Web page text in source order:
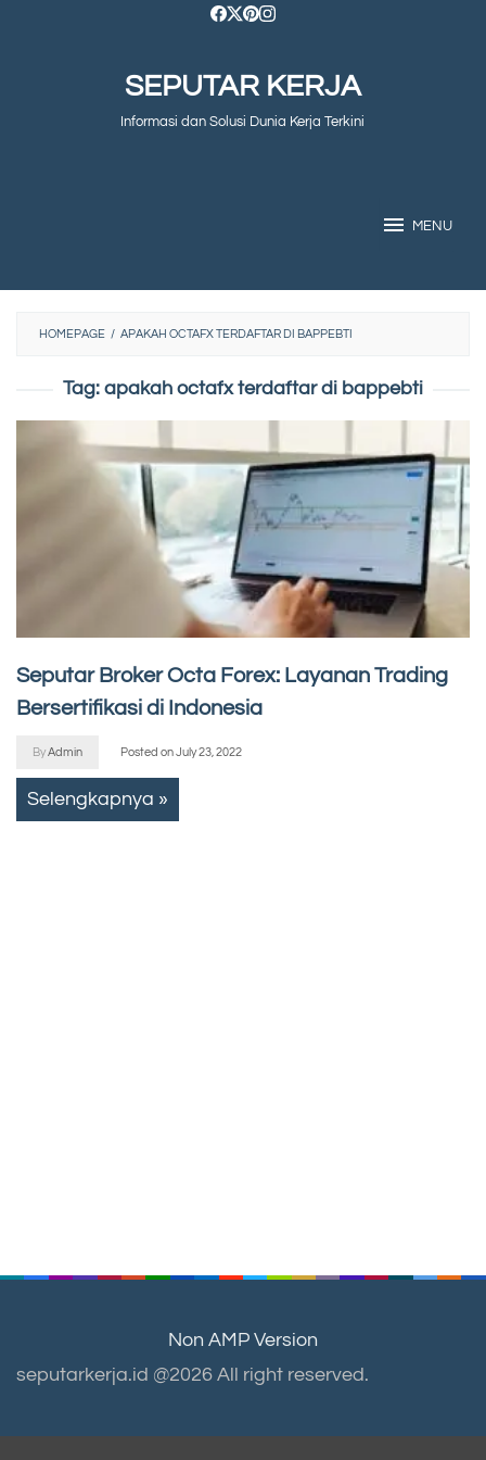
SEPUTAR KERJA
Informasi dan Solusi Dunia Kerja Terkini
MENU
HOMEPAGE / APAKAH OCTAFX TERDAFTAR DI BAPPEBTI
Tag: apakah octafx terdaftar di bappebti
Seputar Broker Octa Forex: Layanan Trading
Bersertifikasi di Indonesia
ByAdmin Posted onJuly 23, 2022
Selengkapnya »
Non AMP Version
seputarkerja.id @2026 All right reserved.